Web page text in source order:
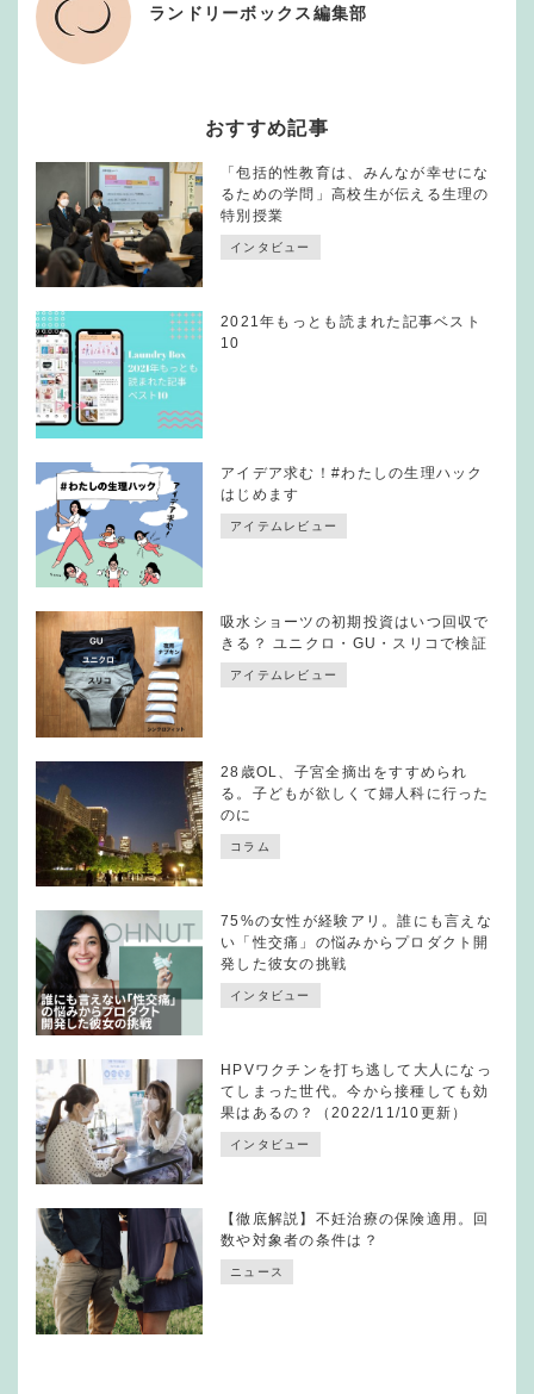
ランドリーボックス編集部
おすすめ記事
「包括的性教育は、みんなが幸せにな
るための学問」高校生が伝える生理の
特別授業
インタビュー
2021年もっとも読まれた記事ベスト
10
アイデア求む！#わたしの生理ハック
はじめます
アイテムレビュー
吸水ショーツの初期投資はいつ回収で
きる？ ユニクロ・GU・スリコで検証
アイテムレビュー
28歳OL、子宮全摘出をすすめられ
る。子どもが欲しくて婦人科に行った
のに
コラム
75%の女性が経験アリ。誰にも言えな
い「性交痛」の悩みからプロダクト開
発した彼女の挑戦
インタビュー
HPVワクチンを打ち逃して大人になっ
てしまった世代。今から接種しても効
果はあるの？（2022/11/10更新）
インタビュー
【徹底解説】不妊治療の保険適用。回
数や対象者の条件は？
ニュース